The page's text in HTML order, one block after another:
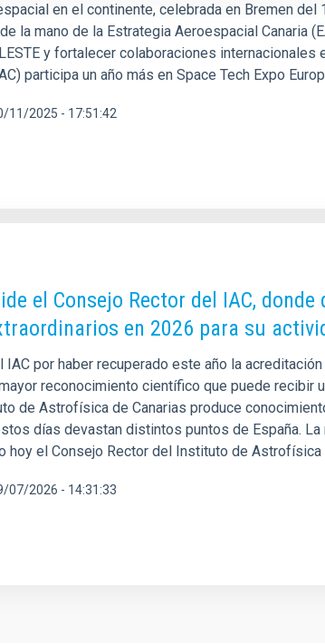
en el continente, celebrada en Bremen
la mano de la Estrategia Aeroespacial Canaria
y fortalecer colaboraciones
participa un año más en Space Tech Expo
11/2025 - 17:51:42
el Consejo Rector del IAC,
en 2026 para su
por haber recuperado este año la
reconocimiento científico que puede recibir
de Astrofísica de Canarias produce
días devastan distintos puntos de España.
hoy el Consejo Rector del Instituto de Astrofísica
07/2026 - 14:31:33